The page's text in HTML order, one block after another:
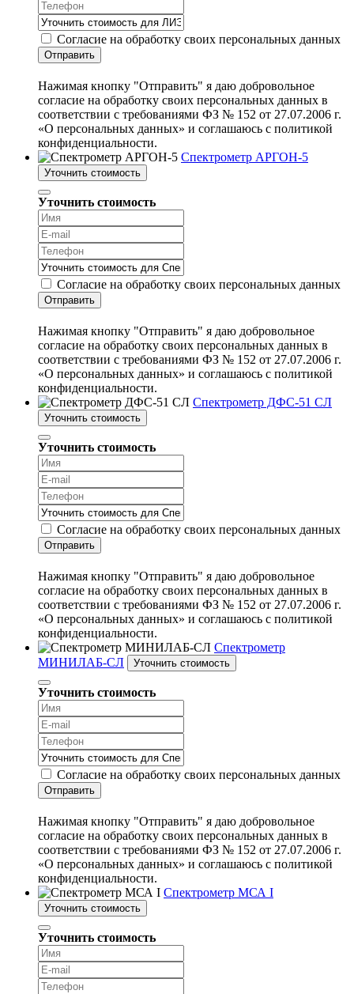
Согласие на обработку своих персональных данных
Отправить
Нажимая кнопку "Отправить" я даю добровольное
согласие на обработку своих персональных данных в
соответствии с требованиями ФЗ № 152 от 27.07.2006 г.
«О персональных данных» и соглашаюсь с политикой
конфиденциальности.
Спектрометр АРГОН-5
Уточнить стоимость
Уточнить стоимость
Согласие на обработку своих персональных данных
Отправить
Нажимая кнопку "Отправить" я даю добровольное
согласие на обработку своих персональных данных в
соответствии с требованиями ФЗ № 152 от 27.07.2006 г.
«О персональных данных» и соглашаюсь с политикой
конфиденциальности.
Спектрометр ДФС-51 СЛ
Уточнить стоимость
Уточнить стоимость
Согласие на обработку своих персональных данных
Отправить
Нажимая кнопку "Отправить" я даю добровольное
согласие на обработку своих персональных данных в
соответствии с требованиями ФЗ № 152 от 27.07.2006 г.
«О персональных данных» и соглашаюсь с политикой
конфиденциальности.
Спектрометр
МИНИЛАБ-СЛ
Уточнить стоимость
Уточнить стоимость
Согласие на обработку своих персональных данных
Отправить
Нажимая кнопку "Отправить" я даю добровольное
согласие на обработку своих персональных данных в
соответствии с требованиями ФЗ № 152 от 27.07.2006 г.
«О персональных данных» и соглашаюсь с политикой
конфиденциальности.
Спектрометр МСА I
Уточнить стоимость
Уточнить стоимость